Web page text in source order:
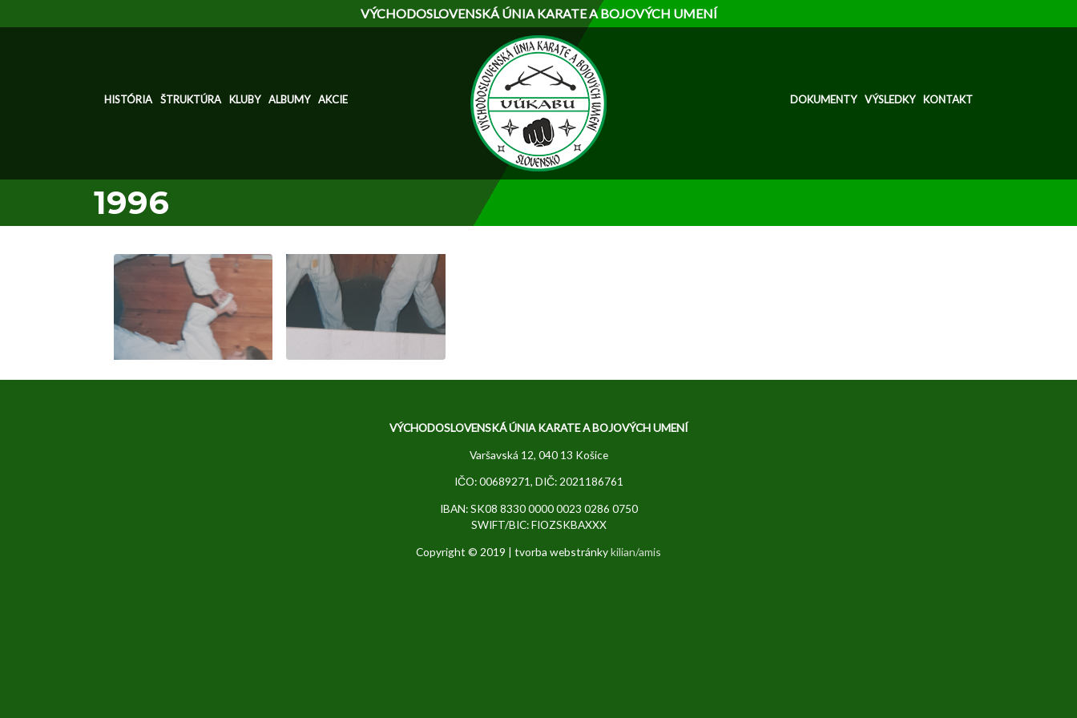
Skočiť
na
hlavný
obsah
VÝCHODOSLOVENSKÁ ÚNIA KARATE A BOJOVÝCH UMENÍ
HISTÓRIA ŠTRUKTÚRA KLUBY ALBUMY AKCIE DOKUMENTY VÝSLEDKY KONTAKT
1996
VÝCHODOSLOVENSKÁ ÚNIA KARATE A BOJOVÝCH UMENÍ
Varšavská 12, 040 13 Košice
IČO: 00689271, DIČ: 2021186761
IBAN: SK08 8330 0000 0023 0286 0750
SWIFT/BIC: FIOZSKBAXXX
Copyright © 2019 | tvorba webstránkykilian/amis